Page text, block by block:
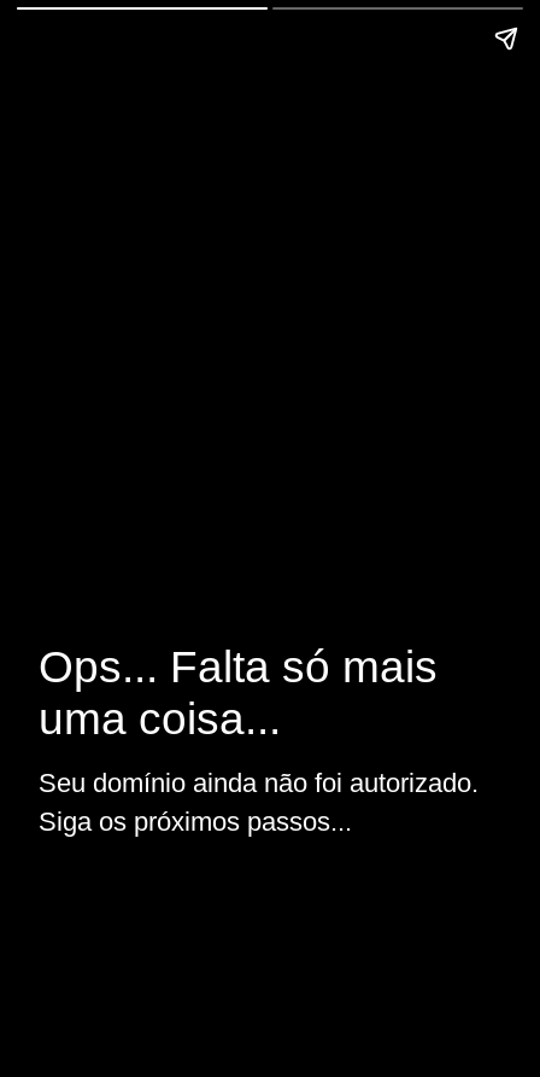
Ops... Falta só mais
uma coisa...
Seu domínio ainda não foi autorizado.
Siga os próximos passos...